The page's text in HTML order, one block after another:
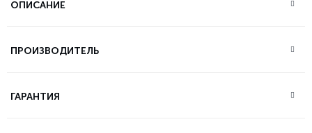
ОПИСАНИЕ
ПРОИЗВОДИТЕЛЬ
ГАРАНТИЯ